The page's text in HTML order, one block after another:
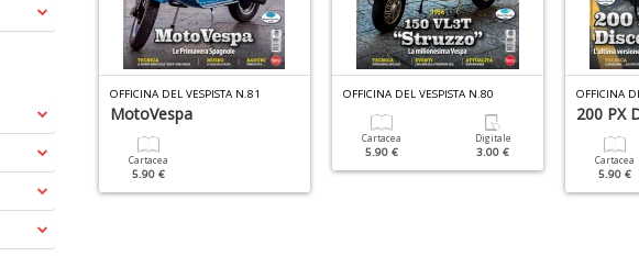
Digitale
3.00 €
OFFICINA DEL VESPISTA N.81
MotoVespa
Cartacea
5.90 €
OFFICINA DEL VESPISTA N.80
Cartacea
5.90 €
Digitale
3.00 €
OFFICINA
200 PX
Cartacea
5.90 €